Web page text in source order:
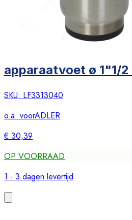
apparaatvoet ø 1"1/2
SKU: LF3313040
o.a. voorADLER
€ 30,39
OP VOORRAAD
1 - 3 dagen levertijd